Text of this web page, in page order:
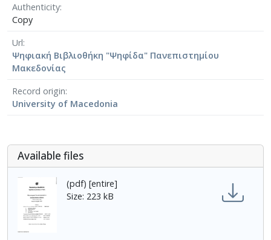
Authenticity
Copy
Url
Ψηφιακή Βιβλιοθήκη "Ψηφίδα" Πανεπιστημίου
Μακεδονίας
Record origin
University of Macedonia
Αvailable files
(pdf) [entire]
Size: 223 kB